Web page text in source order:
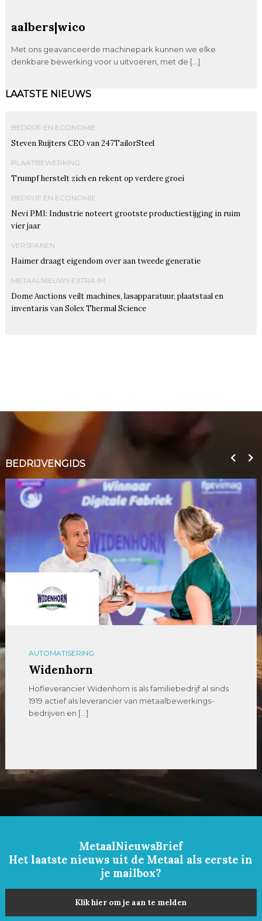
aalbers|wico
Met ons geavanceerde machinepark kunnen we elke
denkbare bewerking voor u uitvoeren, met de […]
LAATSTE NIEUWS
BEDRIJF EN ECONOMIE
Steven Ruijters CEO van 247TailorSteel
PLAATBEWERKING
Trumpf herstelt zich en rekent op verdere groei
BEDRIJF EN ECONOMIE
Nevi PMI: Industrie noteert grootste productiestijging in ruim
vier jaar
VERSPANEN
Haimer draagt eigendom over aan tweede generatie
METAALNIEUWS EXTRA IM
Dome Auctions veilt machines, lasapparatuur, plaatstaal en
inventaris van Solex Thermal Science
BEDRIJVENGIDS
AUTOMATISERING
Widenhorn
Hofleverancier Widenhorn is als familiebedrijf al sinds
1919 actief als leverancier van metaalbewerkings-
bedrijven en […]
MetaalNieuwsBrief
Het laatste nieuws uit de Metaal als eerste in
je mailbox?
Klik hier om je aan te melden